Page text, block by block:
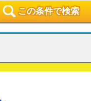
この条件で検索